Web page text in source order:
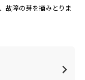
故障の芽を摘みとりま